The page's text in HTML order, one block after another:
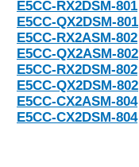
E5CC-RX2DSM-801
E5CC-QX2DSM-801
E5CC-RX2ASM-802
E5CC-QX2ASM-802
E5CC-RX2DSM-802
E5CC-QX2DSM-802
E5CC-CX2ASM-804
E5CC-CX2DSM-804